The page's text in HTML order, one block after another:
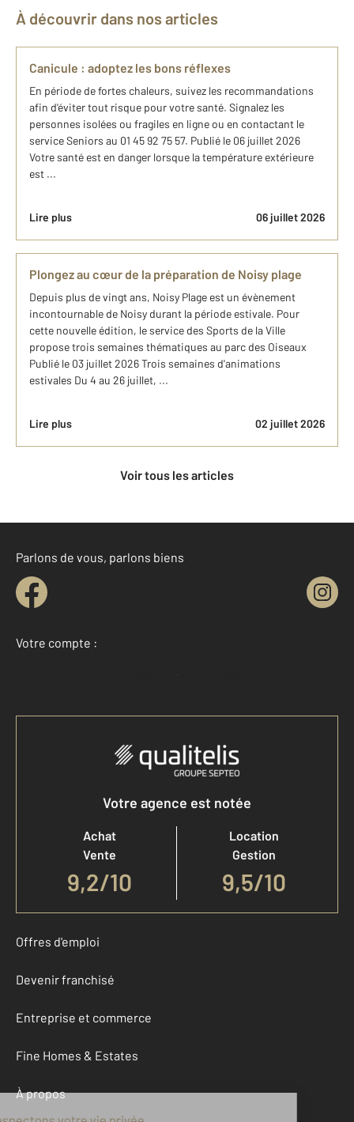
À découvrir dans nos articles
Canicule : adoptez les bons réflexes
En période de fortes chaleurs, suivez les recommandations
afin d'éviter tout risque pour votre santé. Signalez les
personnes isolées ou fragiles en ligne ou en contactant le
service Seniors au 01 45 92 75 57. Publié le 06 juillet 2026
Votre santé est en danger lorsque la température extérieure
est ...
Lire plus 06 juillet 2026
Plongez au cœur de la préparation de Noisy plage
Depuis plus de vingt ans, Noisy Plage est un évènement
incontournable de Noisy durant la période estivale. Pour
cette nouvelle édition, le service des Sports de la Ville
propose trois semaines thématiques au parc des Oiseaux
Publié le 03 juillet 2026 Trois semaines d'animations
estivales Du 4 au 26 juillet, ...
Lire plus 02 juillet 2026
Voir tous les articles
Parlons de vous, parlons biens
Votre compte :
Accéder à mon compte
Votre agence est notée
Achat
Vente
9,2/10
Location
Gestion
9,5/10
Offres d'emploi
Devenir franchisé
Entreprise et commerce
Fine Homes & Estates
À propos